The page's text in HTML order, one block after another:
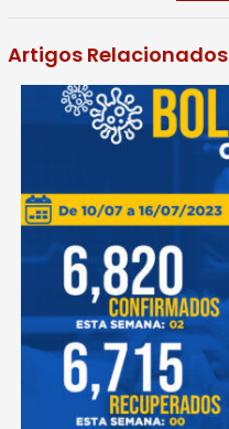
Artigos Relacionados